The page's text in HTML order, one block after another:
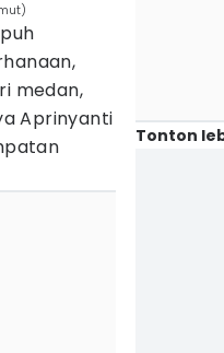
medan,
Aprinyanti
Tonton